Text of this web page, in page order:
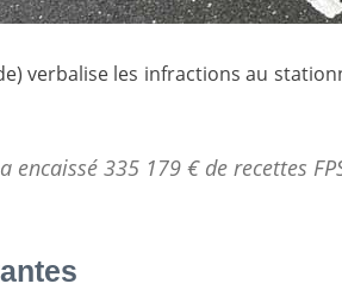
) verbalise les infractions au
encaissé 335 179 € de recettes